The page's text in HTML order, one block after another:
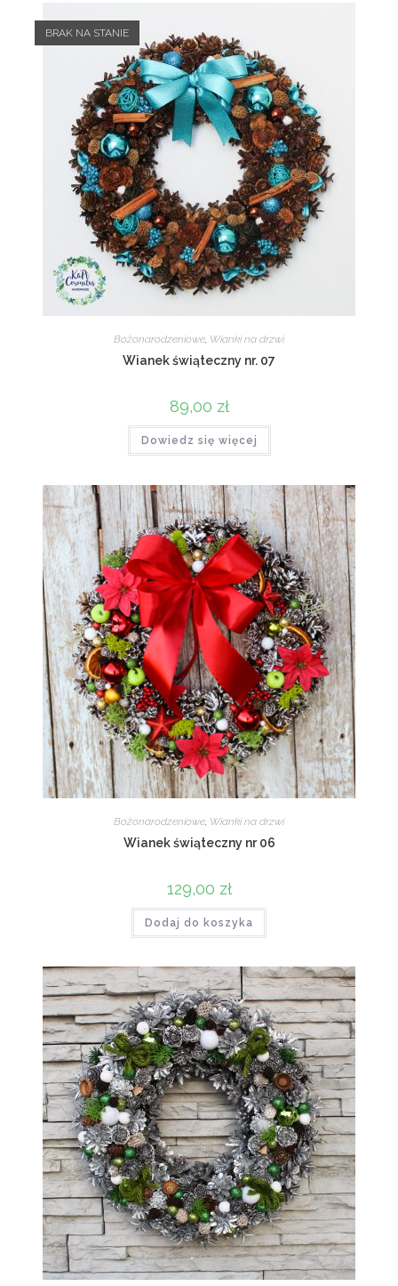
BRAK NA STANIE
Bożonarodzeniowe, Wianki na drzwi
Wianek świąteczny nr. 07
89,00 zł
Dowiedz się więcej
Bożonarodzeniowe, Wianki na drzwi
Wianek świąteczny nr 06
129,00 zł
Dodaj do koszyka